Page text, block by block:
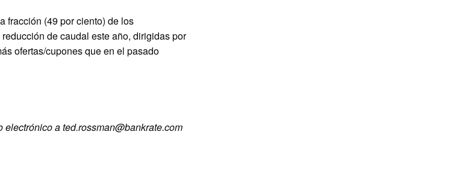
fracción (49 por ciento) de los
de caudal este año, dirigidas por
ofertas/cupones que en el pasado
a ted.rossman@bankrate.com